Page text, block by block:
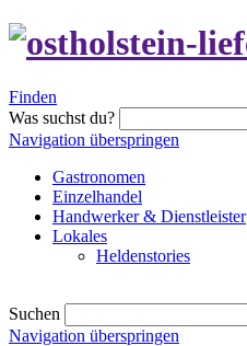
Finden
Was suchst du?
Navigation überspringen
Gastronomen
Einzelhandel
Handwerker & Dienstleister
Lokales
Heldenstories
Suchen
Navigation überspringen